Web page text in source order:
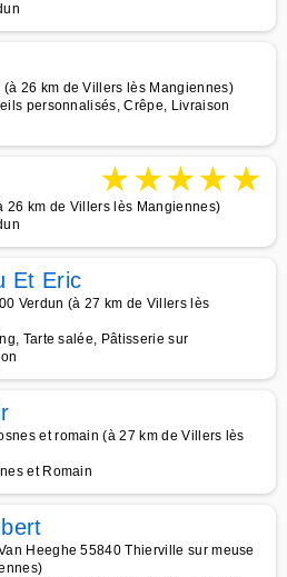
26 km de Villers lès Mangiennes)
personnalisés, Crêpe, Livraison
★★★★★
26 km de Villers lès Mangiennes)
Et Eric
Verdun (à 27 km de Villers lès
Tarte salée, Pâtisserie sur
et romain (à 27 km de Villers lès
et Romain
Heeghe 55840 Thierville sur meuse